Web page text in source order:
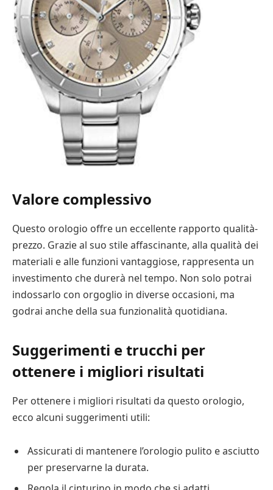
Valore complessivo
Questo orologio offre un eccellente rapporto qualità-
prezzo. Grazie al suo stile affascinante, alla qualità dei
materiali e alle funzioni vantaggiose, rappresenta un
investimento che durerà nel tempo. Non solo potrai
indossarlo con orgoglio in diverse occasioni, ma
godrai anche della sua funzionalità quotidiana.
Suggerimenti e trucchi per
ottenere i migliori risultati
Per ottenere i migliori risultati da questo orologio,
ecco alcuni suggerimenti utili:
Assicurati di mantenere l’orologio pulito e asciutto
per preservarne la durata.